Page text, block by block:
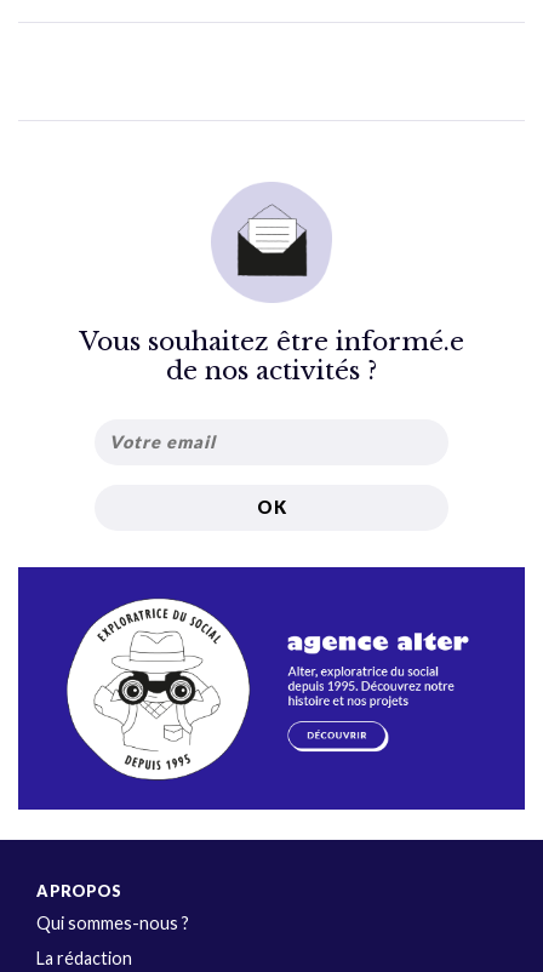
Vous souhaitez être informé.e
de nos activités ?
A PROPOS
Qui sommes-nous ?
La rédaction